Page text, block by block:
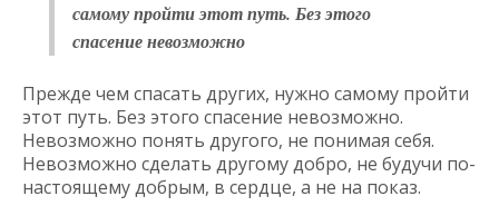
самому пройти этот путь. Без этого
спасение невозможно
Прежде чем спасать других, нужно самому пройти
этот путь. Без этого спасение невозможно.
Невозможно понять другого, не понимая себя.
Невозможно сделать другому добро, не будучи по-
настоящему добрым, в сердце, а не на показ.